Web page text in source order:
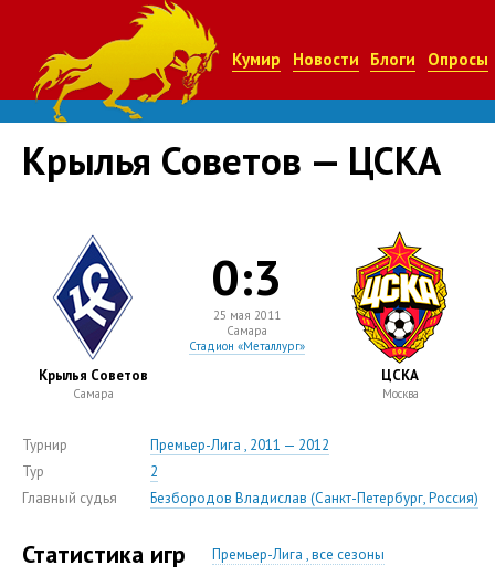
Кумир Новости Блоги Опросы
Крылья Советов — ЦСКА
Крылья Советов
Самара
0:3
25 мая 2011
Самара
Стадион «Металлург»
ЦСКА
Москва
Турнир
Премьер-Лига , 2011 — 2012
Тур
2
Главный судья
Безбородов Владислав (Санкт-Петербург, Россия)
Статистика игр
Премьер-Лига , все сезоны